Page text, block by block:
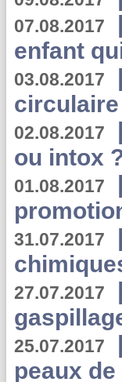
07.08.2017
enfant
03.08.2017
circulaire
02.08.2017
ou intox
01.08.2017
31.07.2017
27.07.2017
25.07.2017
peaux